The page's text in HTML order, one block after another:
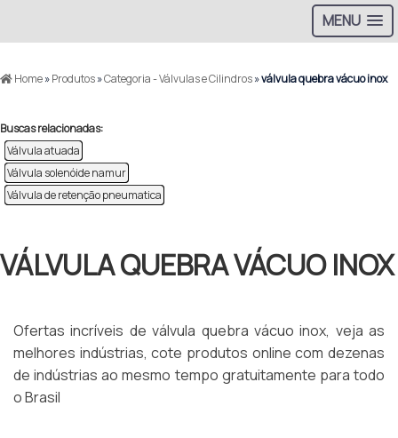
MENU
Home»Produtos»Categoria - Válvulas e Cilindros»válvula quebra vácuo inox
Buscas relacionadas:
Válvula atuada
Válvula solenóide namur
Válvula de retenção pneumatica
VÁLVULA QUEBRA VÁCUO INOX
Ofertas incríveis de válvula quebra vácuo inox, veja as
melhores indústrias, cote produtos online com dezenas
de indústrias ao mesmo tempo gratuitamente para todo
o Brasil